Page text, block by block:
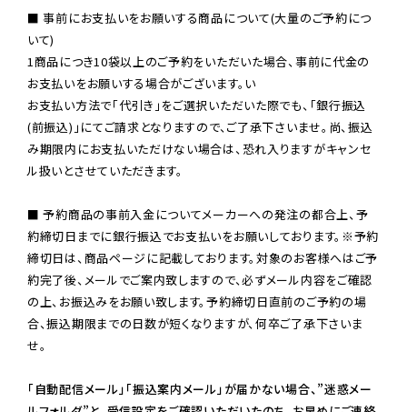
■ 事前にお支払いをお願いする商品について(大量のご予約につ
いて)
1商品につき10袋以上のご予約をいただいた場合、事前に代金の
お支払いをお願いする場合がございます。い
お支払い方法で「代引き」をご選択いただいた際でも、「銀行振込
(前振込)」にてご請求となりますので、ご了承下さいませ。尚、振込
み期限内にお支払いただけない場合は、恐れ入りますがキャンセ
ル扱いとさせていただきます。
■ 予約商品の事前入金についてメーカーへの発注の都合上、予
約締切日までに銀行振込でお支払いをお願いしております。※予約
締切日は、商品ページに記載しております。対象のお客様へはご予
約完了後、メールでご案内致しますので、必ずメール内容をご確認
の上、お振込みをお願い致します。予約締切日直前のご予約の場
合、振込期限までの日数が短くなりますが、何卒ご了承下さいま
せ。
「自動配信メール」「振込案内メール」が届かない場合、”迷惑メー